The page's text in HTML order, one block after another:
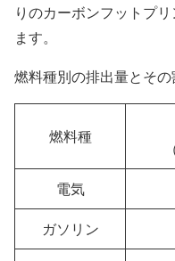
りのカーボンフットプ
ます。
燃料種別の排出量とその
燃料種
電気
ガソリン